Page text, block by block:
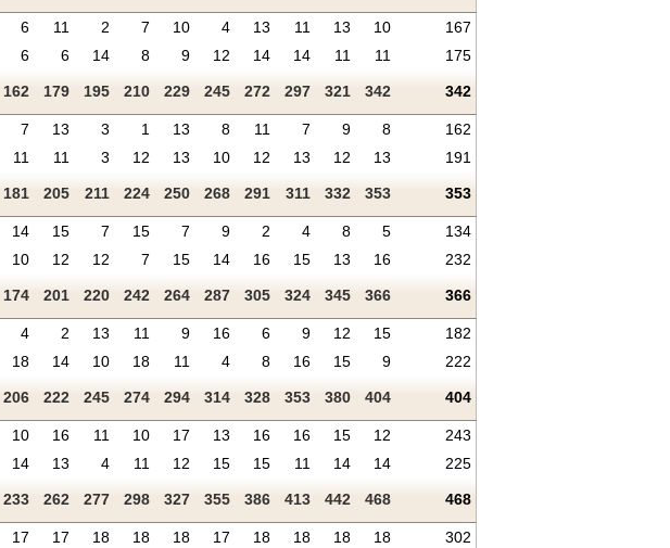
6 11 2 7 10 4 13 11 13 10
167
6 6 14 8 9 12 14 14 11 11 175
162 179 195 210 229 245 272 297 321 342 342
7 13 3 1 13 8 11 7 9 8
162
11 11 3 12 13 10 12 13 12 13 191
181 205 211 224 250 268 291 311 332 353 353
14 15 7 15 7 9 2 4 8 5
134
10 12 12 7 15 14 16 15 13 16 232
174 201 220 242 264 287 305 324 345 366 366
4 2 13 11 9 16 6 9 12 15
182
18 14 10 18 11 4 8 16 15 9 222
206 222 245 274 294 314 328 353 380 404 404
10 16 11 10 17 13 16 16 15 12
243
14 13 4 11 12 15 15 11 14 14 225
233 262 277 298 327 355 386 413 442 468 468
17 17 18 18 18 17 18 18 18 18
302